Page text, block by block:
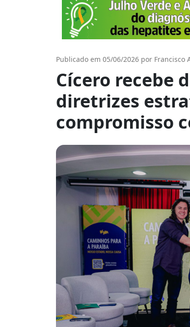
Publicado em 05/06/2026 por Francisco
Cícero recebe
diretrizes
compromisso